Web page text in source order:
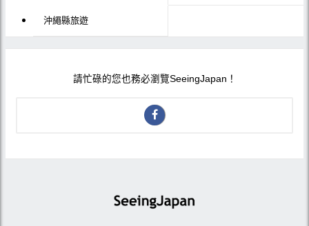
沖繩縣旅遊
請忙碌的您也務必瀏覽SeeingJapan！